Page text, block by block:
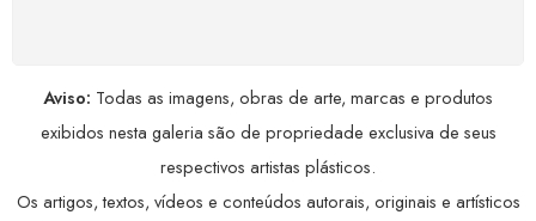
Aviso: Todas as imagens, obras de arte, marcas e produtos
exibidos nesta galeria são de propriedade exclusiva de seus
respectivos artistas plásticos.
Os artigos, textos, vídeos e conteúdos autorais, originais e artísticos